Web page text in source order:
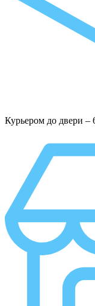
Курьером до двери –